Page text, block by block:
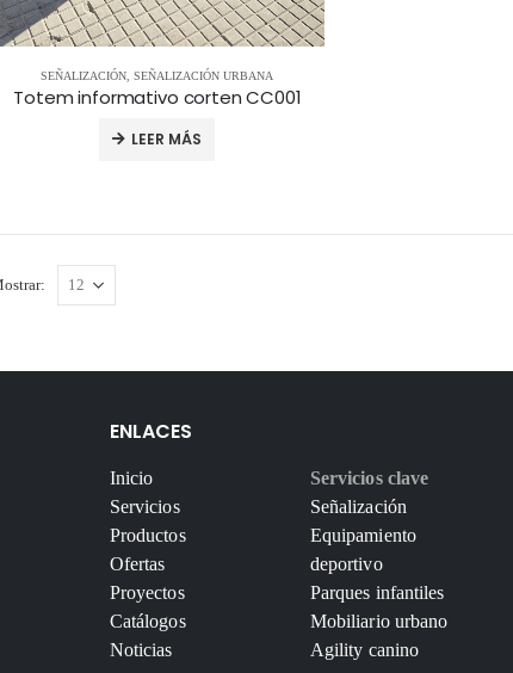
SEÑALIZACIÓN,SEÑALIZACIÓN URBANA
Totem informativo corten CC001
LEER MÁS
ENLACES
Inicio
Servicios
Productos
Ofertas
Proyectos
Catálogos
Noticias
Servicios clave
Señalización
Equipamiento
deportivo
Parques infantiles
Mobiliario urbano
Agility canino